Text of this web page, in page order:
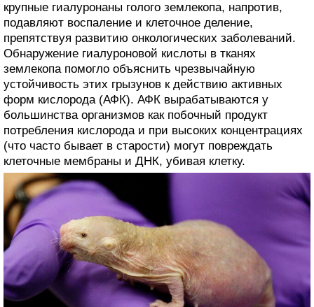
крупные гиалуронаны голого землекопа, напротив,
подавляют воспаление и клеточное деление,
препятствуя развитию онкологических заболеваний.
Обнаружение гиалуроновой кислоты в тканях
землекопа помогло объяснить чрезвычайную
устойчивость этих грызунов к действию активных
форм кислорода (АФК). АФК вырабатываются у
большинства организмов как побочный продукт
потребления кислорода и при высоких концентрациях
(что часто бывает в старости) могут повреждать
клеточные мембраны и ДНК, убивая клетку.